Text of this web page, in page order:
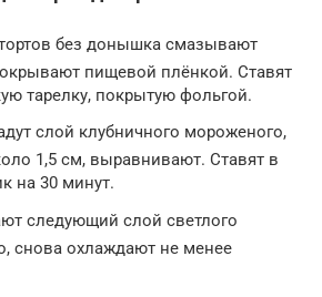
без донышка смазывают
пищевой плёнкой. Ставят
тарелку, покрытую фольгой.
слой клубничного мороженого,
1,5 см, выравнивают. Ставят в
на 30 минут.
следующий слой светлого
снова охлаждают не менее